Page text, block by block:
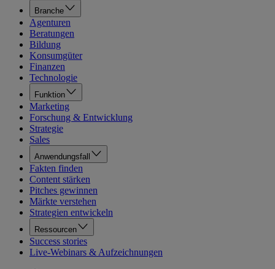
Branche
Agenturen
Beratungen
Bildung
Konsumgüter
Finanzen
Technologie
Funktion
Marketing
Forschung & Entwicklung
Strategie
Sales
Anwendungsfall
Fakten finden
Content stärken
Pitches gewinnen
Märkte verstehen
Strategien entwickeln
Ressourcen
Success stories
Live-Webinars & Aufzeichnungen